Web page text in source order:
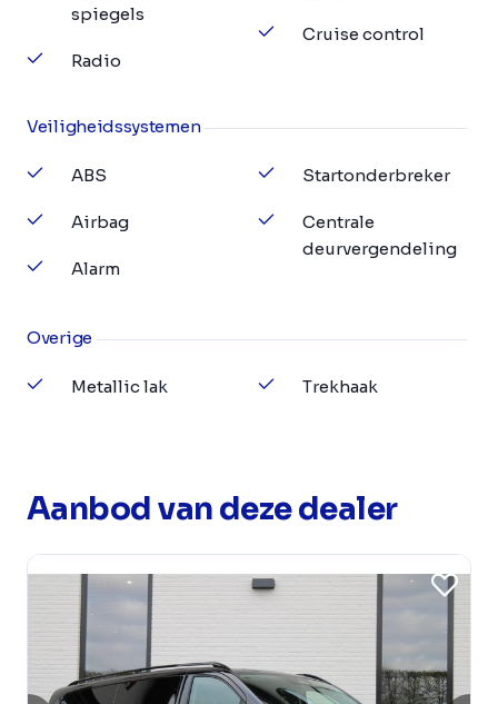
spiegels
Radio
Cruise control
Veiligheidssystemen
ABS
Airbag
Alarm
Startonderbreker
Centrale
deurvergendeling
Overige
Metallic lak Trekhaak
Aanbod van deze dealer